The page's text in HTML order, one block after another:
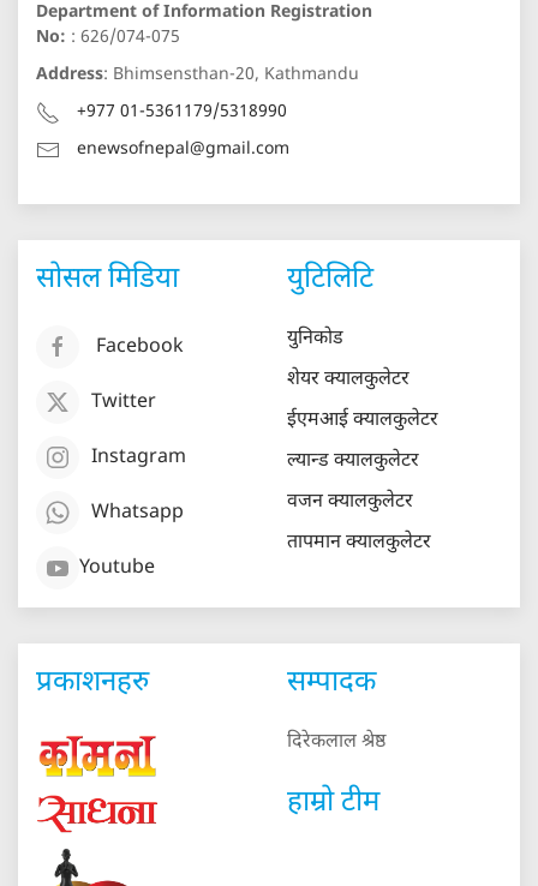
Department of Information Registration
No: : 626/074-075
Address: Bhimsensthan-20, Kathmandu
+977 01-5361179/5318990
enewsofnepal@gmail.com
सोसल मिडिया
Facebook
Twitter
Instagram
Whatsapp
Youtube
युटिलिटि
युनिकोड
शेयर क्यालकुलेटर
ईएमआई क्यालकुलेटर
ल्यान्ड क्यालकुलेटर
वजन क्यालकुलेटर
तापमान क्यालकुलेटर
प्रकाशनहरु सम्पादक
दिरेकलाल श्रेष्ठ
हाम्रो टीम